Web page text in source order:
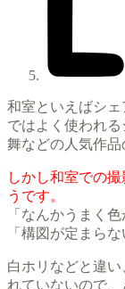
和室といえばシ
ではよく使われ
舞などの人気作品
しかし和室での
うです。
「なんかうまく
「構図が定まら
白ホリなどと違
れていないので